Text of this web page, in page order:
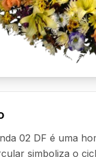
02 DF é uma
simboliza o